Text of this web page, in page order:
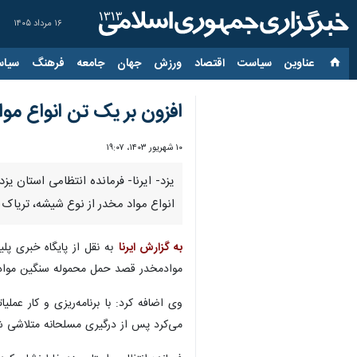
۱۶ مرداد ۱۴۰۵
عناوین‌ سیاست اقتصاد ورزش جهان جامعه فرهنگ
افزون بر یک تن انواع
۱۰ شهریور ۱۴۰۳، ۱۹:۰۷